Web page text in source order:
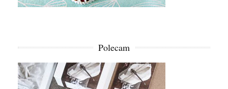
Polecam